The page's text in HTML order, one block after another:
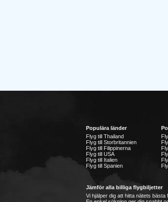
Populära länder
Flyg till Thailand
Flyg till Storbritannien
Flyg till Filippinerna
Flyg till USA
Flyg till Italien
Flyg till Spanien
Jämför alla billiga flygbiljetter
Vi hjälper dig att hitta nätets